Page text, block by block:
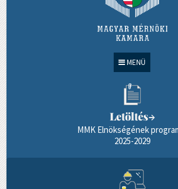
MENÜ
Letöltés→
MMK Elnökségének
2025-2029